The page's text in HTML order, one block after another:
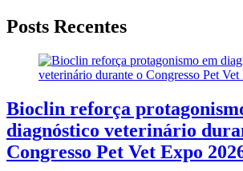
Posts Recentes
Bioclin reforça
diagnóstico veterinário
Congresso Pet Vet Expo